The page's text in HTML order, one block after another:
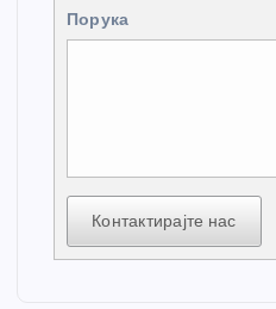
Порука
Контактирајте нас